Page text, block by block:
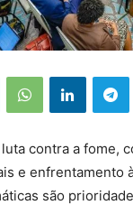
contra a fome,
e enfrentamento
são